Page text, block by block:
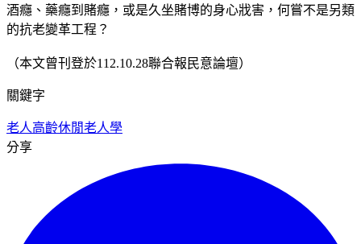
酒癮、藥癮到賭癮，或是久坐賭博的身心戕害，何嘗不是另類
的抗老變革工程？
（本文曾刊登於112.10.28聯合報民意論壇）
關鍵字
老人高齡休閒老人學
分享